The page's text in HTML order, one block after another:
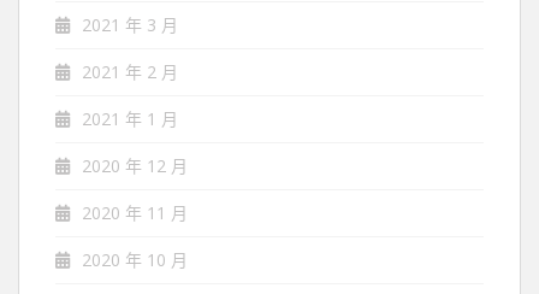
2021 年 3 月
2021 年 2 月
2021 年 1 月
2020 年 12 月
2020 年 11 月
2020 年 10 月